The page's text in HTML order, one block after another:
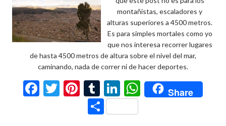
montañistas, escaladores y
alturas superiores a 4500 metros.
Es para simples mortales como yo
que nos interesa recorrer lugares
de hasta 4500 metros de altura sobre el nivel del mar,
caminando, nada de correr ni de hacer deportes.
F T Pi
nt
er
T
u
m
Li
n
ke
W
h
Share
C